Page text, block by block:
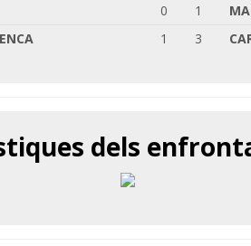
0 1
1 3
dels